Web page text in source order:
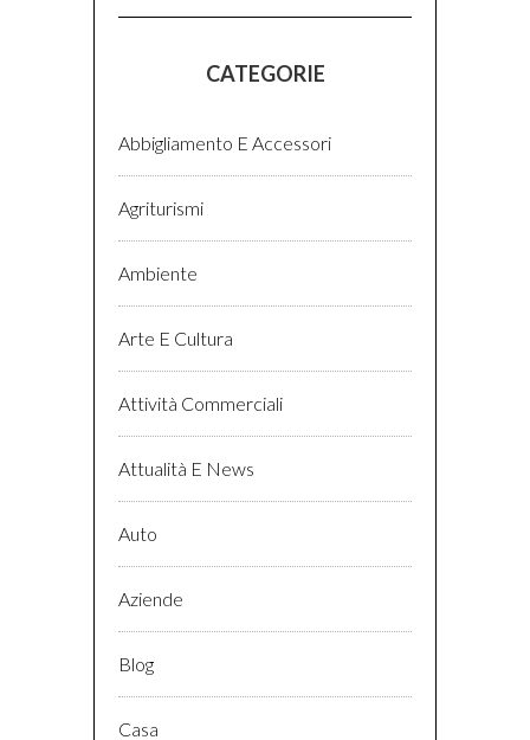
CATEGORIE
Abbigliamento E Accessori
Agriturismi
Ambiente
Arte E Cultura
Attività Commerciali
Attualità E News
Auto
Aziende
Blog
Casa